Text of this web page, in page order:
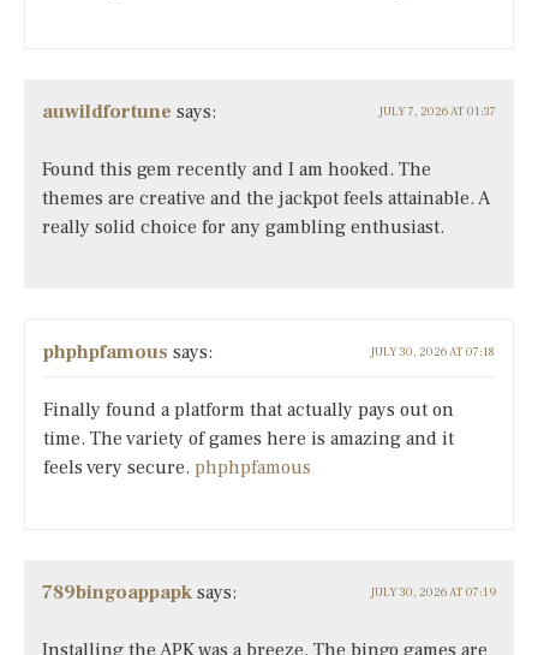
auwildfortune says: JULY 7, 2026 AT 01:37
Found this gem recently and I am hooked. The
themes are creative and the jackpot feels attainable. A
really solid choice for any gambling enthusiast.
phphpfamous says: JULY 30, 2026 AT 07:18
Finally found a platform that actually pays out on
time. The variety of games here is amazing and it
feels very secure. phphpfamous
789bingoappapk says: JULY 30, 2026 AT 07:19
Installing the APK was a breeze. The bingo games are